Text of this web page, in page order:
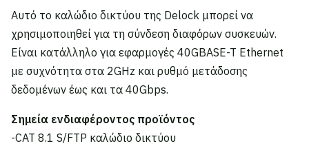
Αυτό το καλώδιο δικτύου της Delock μπορεί να
χρησιμοποιηθεί για τη σύνδεση διαφόρων συσκευών.
Είναι κατάλληλο για εφαρμογές 40GBASE-T Ethernet
με συχνότητα στα 2GHz και ρυθμό μετάδοσης
δεδομένων έως και τα 40Gbps.
Σημεία ενδιαφέροντος προϊόντος
-CAT 8.1 S/FTP καλώδιο δικτύου